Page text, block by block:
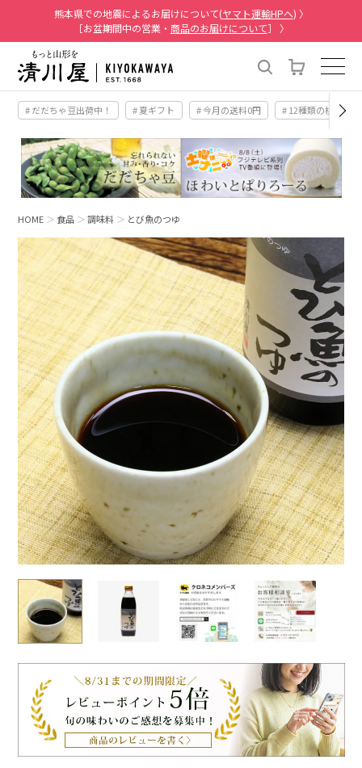
熊本県での地震によるお届けについて(ヤマト運輸HPへ) 〉
［お盆期間中の営業・ 商品のお届けについて］ 〉
# だだちゃ豆出荷中！ # 夏ギフト # 今月の送料0円 # 12種類の桃
HOME 食品 調味料 とび魚のつゆ